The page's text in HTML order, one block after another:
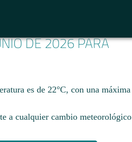
DE 2026 PARA
es de 22°C, con una máxima
a cualquier cambio meteorológico